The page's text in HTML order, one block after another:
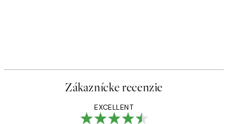
Zákaznícke recenzie
EXCELLENT